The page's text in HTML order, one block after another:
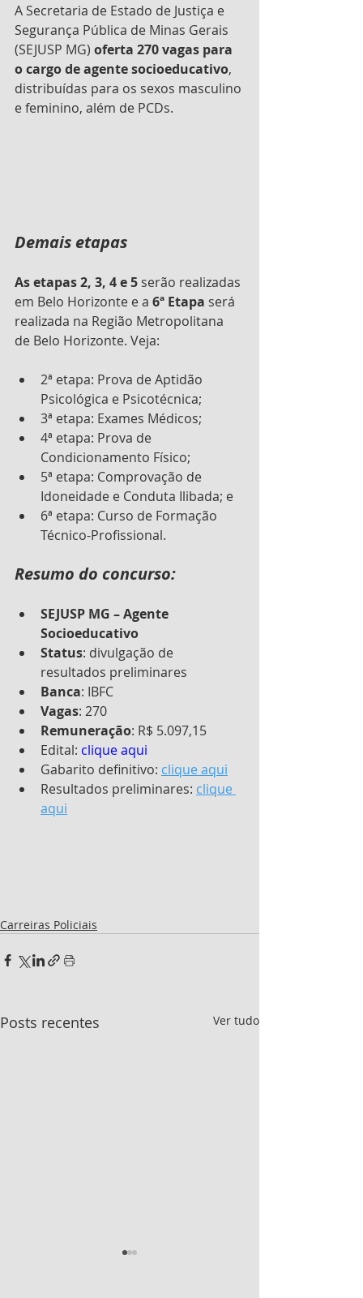
A Secretaria de Estado de Justiça e
Segurança Pública de Minas Gerais
(SEJUSP MG) oferta 270 vagas para
o cargo de agente socioeducativo,
distribuídas para os sexos masculino
e feminino, além de PCDs.
Demais etapas
As etapas 2, 3, 4 e 5 serão realizadas
em Belo Horizonte e a 6ª Etapa será
realizada na Região Metropolitana
de Belo Horizonte. Veja:
2ª etapa: Prova de Aptidão
Psicológica e Psicotécnica;
3ª etapa: Exames Médicos;
4ª etapa: Prova de
Condicionamento Físico;
5ª etapa: Comprovação de
Idoneidade e Conduta Ilibada; e
6ª etapa: Curso de Formação
Técnico-Profissional.
Resumo do concurso:
SEJUSP MG – Agente
Socioeducativo
Status: divulgação de
resultados preliminares
Banca: IBFC
Vagas: 270
Remuneração: R$ 5.097,15
Edital: clique aqui
Gabarito definitivo: clique aqui
Resultados preliminares: clique
aqui
Carreiras Policiais
Posts recentes Ver tudo